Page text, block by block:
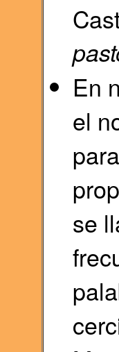
En
el
se